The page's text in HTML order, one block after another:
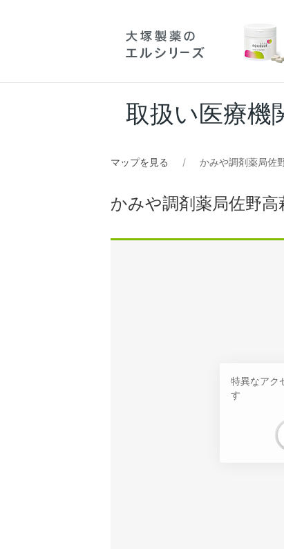
取扱い医療機
マップを見る かみや調剤薬局佐
かみや調剤薬局佐野高
特異なアク
す